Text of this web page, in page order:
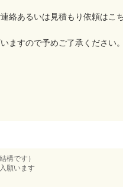
絡あるいは見積もり依頼はこ
ますので予めご了承ください。
構です）
願います